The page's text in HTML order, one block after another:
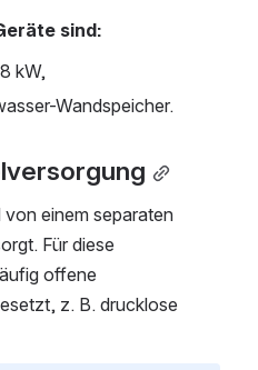
sind:
kW,
Wandspeicher.
einem separaten
Für diese
offene
z. B. drucklose